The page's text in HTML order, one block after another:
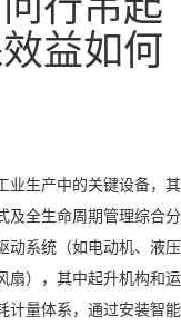
益如何
业生产中的关键设备，其
及全生命周期管理综合分
动系统（如电动机、液压
扇），其中起升机构和运
计量体系，通过安装智能